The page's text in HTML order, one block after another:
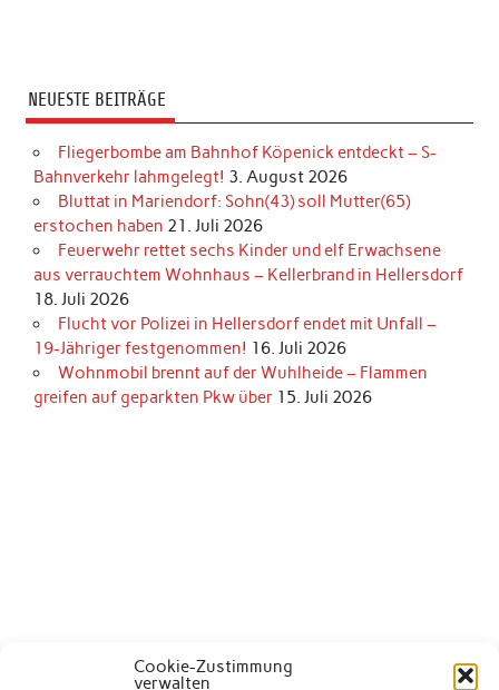
Cookie-Zustimmung
verwalten
NEUESTE BEITRÄGE
Fliegerbombe am Bahnhof Köpenick entdeckt – S-
Bahnverkehr lahmgelegt! 3. August 2026
Bluttat in Mariendorf: Sohn(43) soll Mutter(65)
erstochen haben 21. Juli 2026
Feuerwehr rettet sechs Kinder und elf Erwachsene
aus verrauchtem Wohnhaus – Kellerbrand in Hellersdorf
18. Juli 2026
Flucht vor Polizei in Hellersdorf endet mit Unfall –
19-Jähriger festgenommen! 16. Juli 2026
Wohnmobil brennt auf der Wuhlheide – Flammen
greifen auf geparkten Pkw über 15. Juli 2026